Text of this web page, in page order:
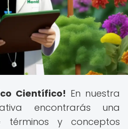
Científico! En nuestra
encontrarás una
y conceptos